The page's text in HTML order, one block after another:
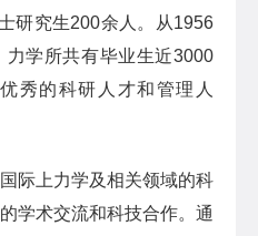
研究生200余人。从1956
学所共有毕业生近3000
秀的科研人才和管理人
上力学及相关领域的科
学术交流和科技合作。通